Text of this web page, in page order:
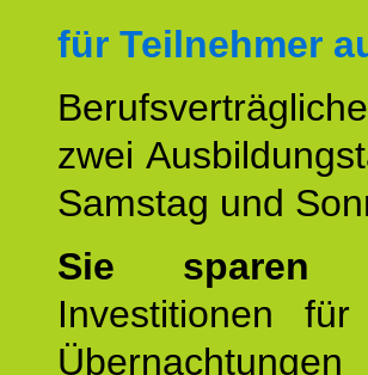
für Teilnehmer
zwei
Samstag und
Sie sparen
Investitionen